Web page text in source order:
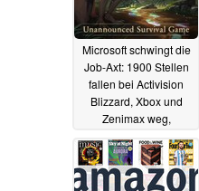
Microsoft schwingt die
Job-Axt: 1900 Stellen
fallen bei Activision
Blizzard, Xbox und
Zenimax weg,
Survivalgame wird platt
gemacht 26.01.2024